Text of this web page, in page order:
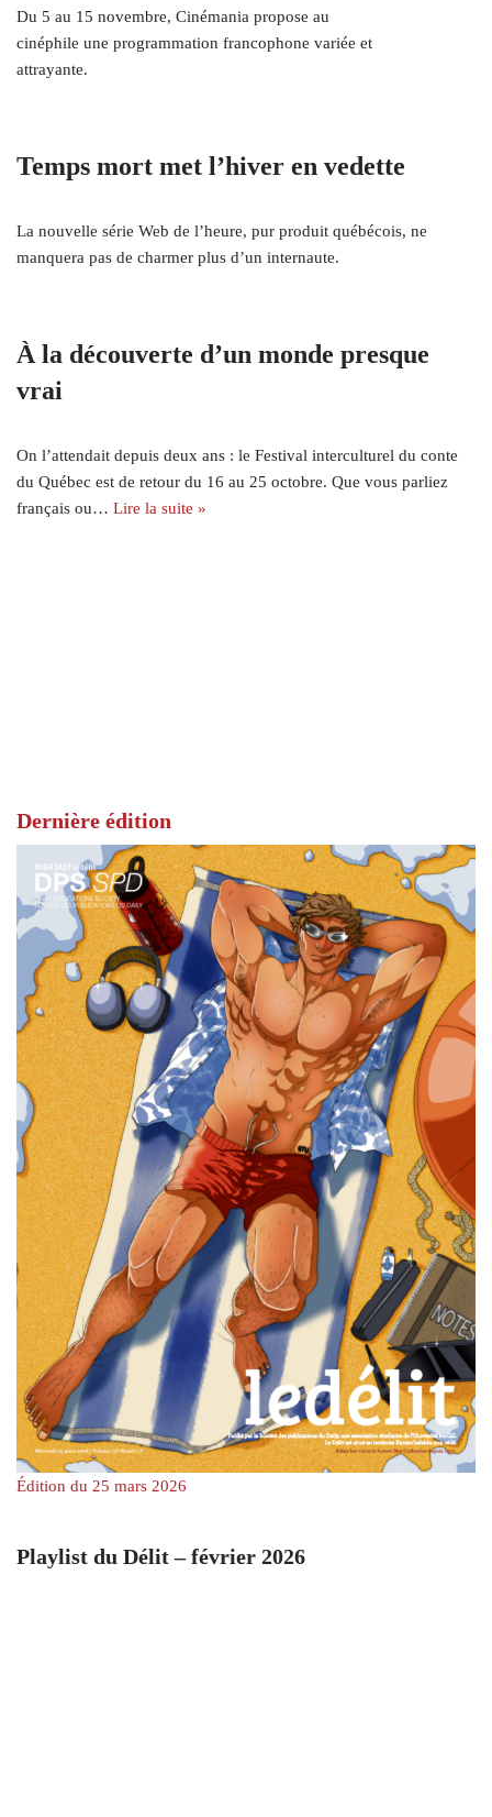
Du 5 au 15 novembre, Cinémania propose au
cinéphile une programmation francophone variée et
attrayante.
Temps mort met l’hiver en vedette
La nouvelle série Web de l’heure, pur produit québécois, ne
manquera pas de charmer plus d’un internaute.
À la découverte d’un monde presque
vrai
On l’attendait depuis deux ans : le Festival interculturel du conte
du Québec est de retour du 16 au 25 octobre. Que vous parliez
français ou… Lire la suite »
Dernière édition
Édition du 25 mars 2026
Playlist du Délit – février 2026